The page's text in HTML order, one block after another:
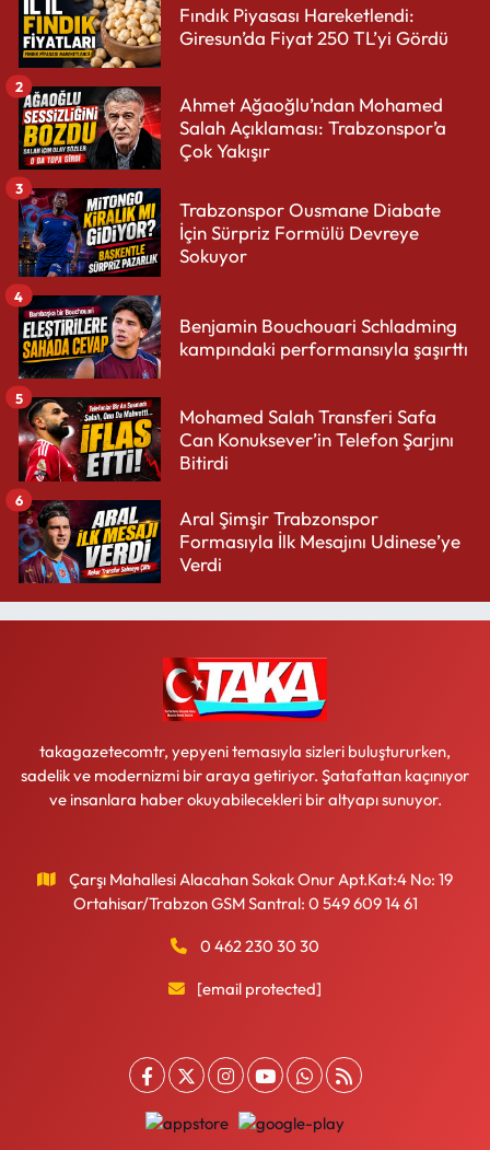
Fındık Piyasası Hareketlendi:
Giresun’da Fiyat 250 TL’yi Gördü
Ahmet Ağaoğlu’ndan Mohamed
Salah Açıklaması: Trabzonspor’a
Çok Yakışır
2
Trabzonspor Ousmane Diabate
İçin Sürpriz Formülü Devreye
Sokuyor
3
Benjamin Bouchouari Schladming
kampındaki performansıyla şaşırttı
4
Mohamed Salah Transferi Safa
Can Konuksever’in Telefon Şarjını
Bitirdi
5
Aral Şimşir Trabzonspor
Formasıyla İlk Mesajını Udinese’ye
Verdi
6
takagazetecomtr, yepyeni temasıyla sizleri buluştururken,
sadelik ve modernizmi bir araya getiriyor. Şatafattan kaçınıyor
ve insanlara haber okuyabilecekleri bir altyapı sunuyor.
Çarşı Mahallesi Alacahan Sokak Onur Apt.Kat:4 No: 19
Ortahisar/Trabzon GSM Santral: 0 549 609 14 61
0 462 230 30 30
[email protected]